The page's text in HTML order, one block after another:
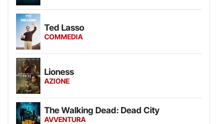
Ted Lasso
COMMEDIA
Lioness
AZIONE
The Walking Dead: Dead City
AVVENTURA